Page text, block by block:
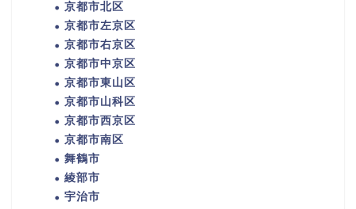
京都市北区
京都市左京区
京都市右京区
京都市中京区
京都市東山区
京都市山科区
京都市西京区
京都市南区
舞鶴市
綾部市
宇治市